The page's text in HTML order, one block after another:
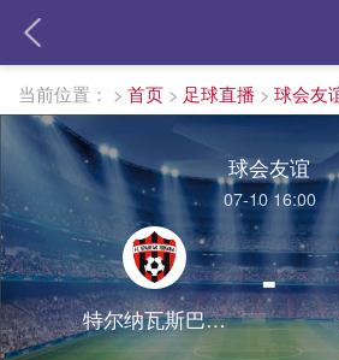
当前位置： > 首页 > 足球直播 >
球会友谊
07-10 16:00
特尔纳瓦斯巴达克
-